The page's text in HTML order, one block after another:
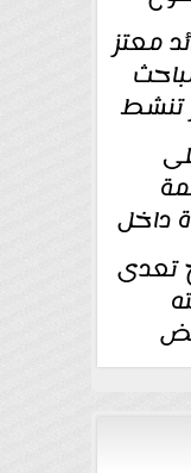
معتز
تنشط
داخل
تعدى